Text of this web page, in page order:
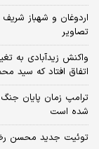
اردوغان و شهباز
تصاویر
واکنش زیدآبادی به
اتفاق افتاد که سید
ترامپ زمان پایان
شده است
توئیت جدید محسن